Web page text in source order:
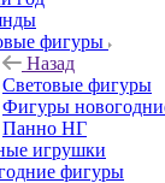
фигуры
Назад
Световые фигуры
Фигуры
Панно НГ
игрушки
фигуры